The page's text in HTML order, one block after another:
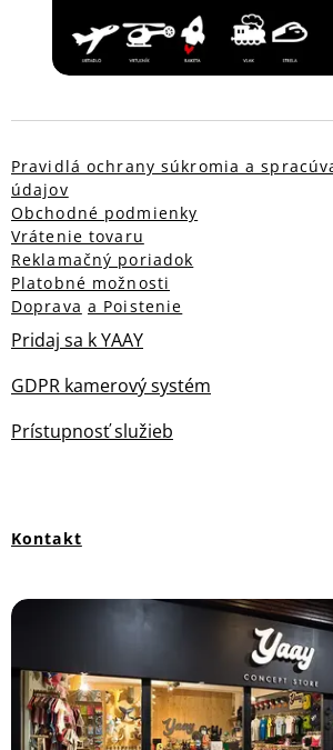
Pravidlá ochrany súkromia a
údajov
Obchodné podmienky
Vrátenie tovaru
Reklamačný poriadok
Platobné možnosti
Doprava a Poistenie
Pridaj sa k YAAY
GDPR kamerový systém
Prístupnosť služieb
Kontakt